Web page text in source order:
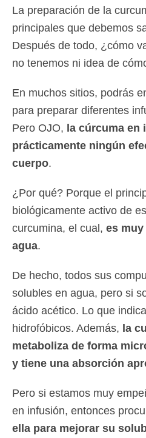
La preparación de la
principales que debemos
Después de todo, ¿cómo
no tenemos ni idea de
En muchos sitios, podrás
para preparar diferentes
Pero OJO, la cúrcuma
prácticamente ningún
cuerpo.
¿Por qué? Porque el
biológicamente activo de
curcumina, el cual, es
agua.
De hecho, todos sus
solubles en agua, pero si
ácido acético. Lo que
hidrofóbicos. Además, la
metaboliza de forma
y tiene una absorción
Pero si estamos muy
en infusión, entonces
ella para mejorar su